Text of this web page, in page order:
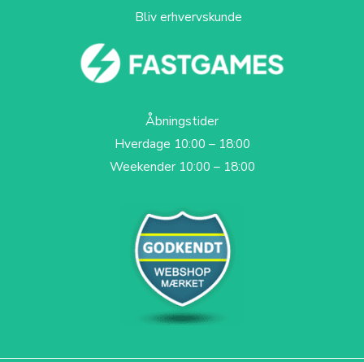
Bliv erhvervskunde
Åbningstider
Hverdage 10:00 – 18:00
Weekender 10:00 – 18:00